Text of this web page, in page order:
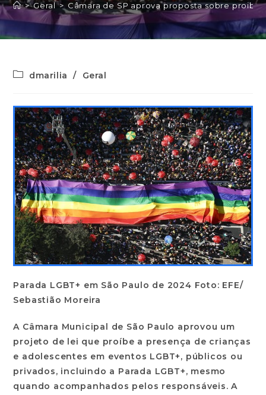
> Geral > Câmara de SP aprova proposta sobre proibir
dmarilia / Geral
Parada LGBT+ em São Paulo de 2024 Foto: EFE/
Sebastião Moreira
A Câmara Municipal de São Paulo aprovou um
projeto de lei que proíbe a presença de crianças
e adolescentes em eventos LGBT+, públicos ou
privados, incluindo a Parada LGBT+, mesmo
quando acompanhados pelos responsáveis. A